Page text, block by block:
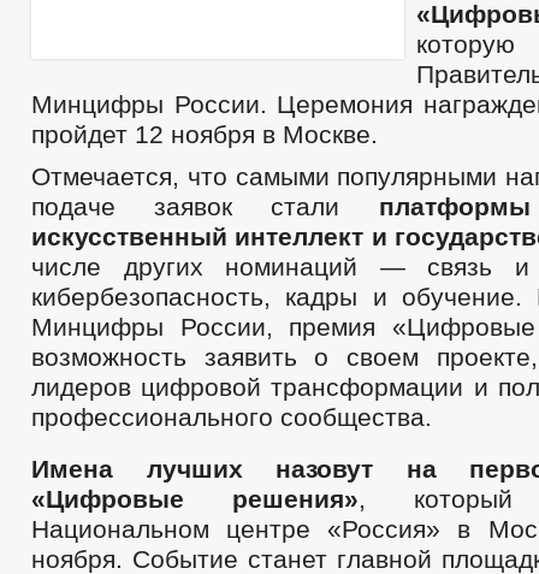
Минцифры России. Церемония
пройдет 12 ноября в Москве.
Отмечается, что самыми популярными
подаче заявок стали
искусственный интеллект и
числе других номинаций — связь и
кибербезопасность, кадры и
Минцифры России, премия
возможность заявить о своем
лидеров цифровой трансформации и
профессионального сообщества.
Имена лучших назовут на
«Цифровые решения», который
Национальном центре «Россия» в
ноября. Событие станет главной